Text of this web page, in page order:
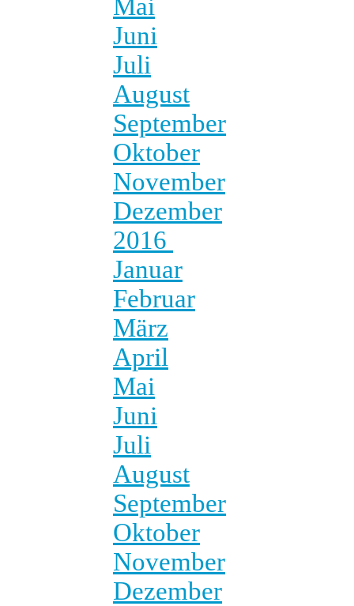
Mai
Juni
Juli
August
September
Oktober
November
Dezember
2016
Januar
Februar
März
April
Mai
Juni
Juli
August
September
Oktober
November
Dezember